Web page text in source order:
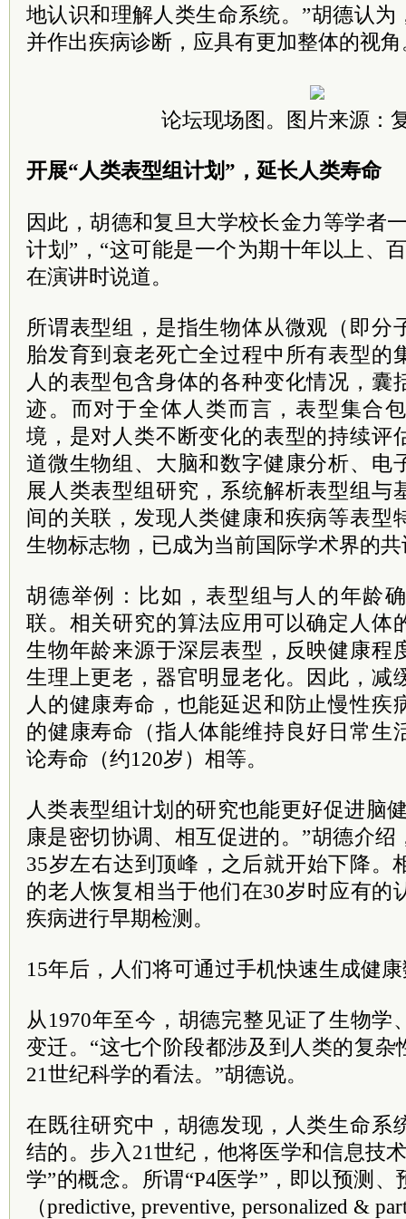
地认识和理解人类生命系统。”胡德认
并作出疾病诊断，应具有更加整体的视角
论坛现场图。图片来源：
开展“人类表型组计划”，延长人类寿命
因此，胡德和复旦大学校长金力等学者
计划”，“这可能是一个为期十年以上、
在演讲时说道。
所谓表型组，是指生物体从微观（即分
胎发育到衰老死亡全过程中所有表型的
人的表型包含身体的各种变化情况，囊
迹。而对于全体人类而言，表型集合
境，是对人类不断变化的表型的持续评
道微生物组、大脑和数字健康分析、电
展人类表型组研究，系统解析表型组与
间的关联，发现人类健康和疾病等表型
生物标志物，已成为当前国际学术界的
胡德举例：比如，表型组与人的年龄
联。相关研究的算法应用可以确定人体
生物年龄来源于深层表型，反映健康程
生理上更老，器官明显老化。因此，减
人的健康寿命，也能延迟和防止慢性疾
的健康寿命（指人体能维持良好日常生
论寿命（约120岁）相等。
人类表型组计划的研究也能更好促进脑
康是密切协调、相互促进的。”胡德介
35岁左右达到顶峰，之后就开始下降。
的老人恢复相当于他们在30岁时应有的
疾病进行早期检测。
15年后，人们将可通过手机快速生成健
从1970年至今，胡德完整见证了生物学
变迁。“这七个阶段都涉及到人类的复
21世纪科学的看法。”胡德说。
在既往研究中，胡德发现，人类生命系
结的。步入21世纪，他将医学和信息技
学”的概念。所谓“P4医学”，即以预测
（predictive, preventive, personalized &